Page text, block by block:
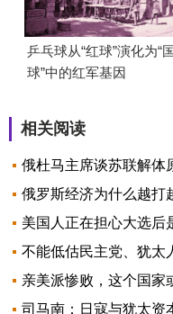
乒乓球从“红球”演化为“
球”中的红军基因
相关阅读
俄杜马主席谈苏联解体
俄罗斯经济为什么越打
美国人正在担心大选后
不能低估民主党、犹太
亲美派惨败，这个国家
司马南：日寇与犹太资